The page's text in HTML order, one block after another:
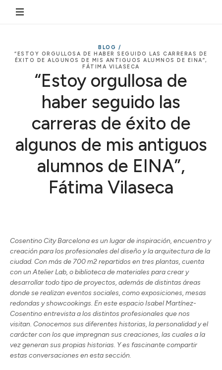
BLOG /
“ESTOY ORGULLOSA DE HABER SEGUIDO LAS CARRERAS DE
ÉXITO DE ALGUNOS DE MIS ANTIGUOS ALUMNOS DE EINA”,
FÁTIMA VILASECA
“Estoy orgullosa de
haber seguido las
carreras de éxito de
algunos de mis antiguos
alumnos de EINA”,
Fátima Vilaseca
Cosentino City Barcelona es un lugar de inspiración, encuentro y
creación para los profesionales del diseño y la arquitectura de la
ciudad. Con más de 700 m2 repartidos en tres plantas, cuenta
con un Atelier Lab, o biblioteca de materiales para crear y
desarrollar todo tipo de proyectos, además de distintas áreas
donde se realizan eventos sociales, como exposiciones, mesas
redondas y showcookings. En este espacio Isabel Martínez-
Cosentino entrevista a los distintos profesionales que nos
visitan. Conocemos sus diferentes historias, la personalidad y el
carácter con los que impregnan sus creaciones, las cuales a la
vez generan sus propias historias. Y es fascinante compartir
estas conversaciones en esta sección.